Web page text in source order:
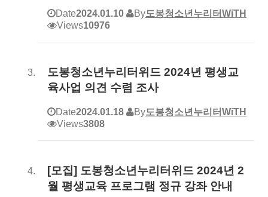
Date2024.01.10 By도봉청소년누리터WiTH
Views10976
도봉청소년누리터위드 2024년 평생교
육사업 의견 수렴 조사
Date2024.01.18 By도봉청소년누리터WiTH
Views3808
[모집] 도봉청소년누리터위드 2024년 2
월 평생교육 프로그램 정규 강좌 안내